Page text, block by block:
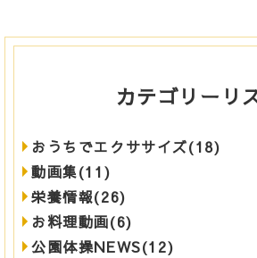
カテゴリーリ
おうちでエクササイズ(18)
動画集(11)
栄養情報(26)
お料理動画(6)
公園体操NEWS(12)